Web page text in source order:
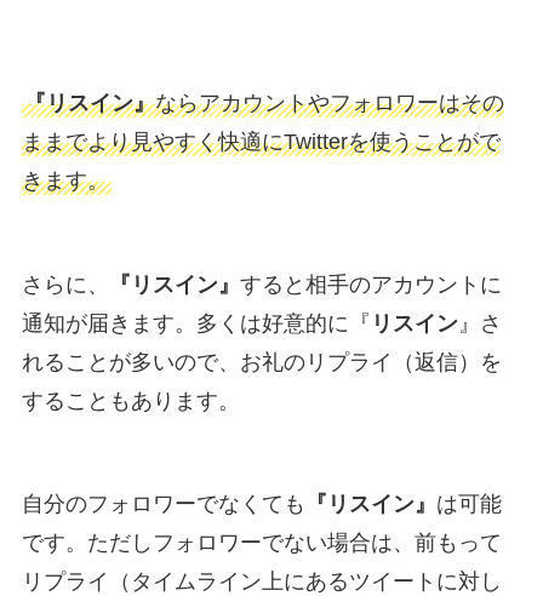
『リスイン』ならアカウントやフォロワーはその
ままでより見やすく快適にTwitterを使うことがで
きます。
さらに、 『リスイン』 すると相手のアカウントに
通知が届きます。多くは好意的に『 リスイン』さ
れることが多いので、お礼のリプライ（返信）を
することもあります。
自分のフォロワーでなくても 『リスイン』 は可能
です。ただしフォロワーでない場合は、前もって
リプライ（タイムライン上にあるツイートに対し